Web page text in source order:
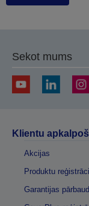
Sekot mums
Klientu
Akcijas
Produktu
Garantijas